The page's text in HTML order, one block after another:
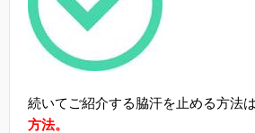
続いてご紹介する脇汗を止める方法は
方法。